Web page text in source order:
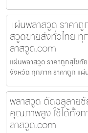
แผ่นพลาสวูด ราคา
สวูดขายส่งทั่วไทย
ลาสวูด.com
แผ่นพลาสวูด ราคาถูกสุโข
จังหวัด ทุกภาค ราคาถูก แ
พลาสวูด ตัดฉลุลาย
คุณภาพสูง ใช้ได้ทั้ง
ลาสวูด.com